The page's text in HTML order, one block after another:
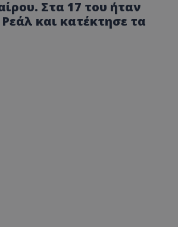
Στα 17 του ήταν
και κατέκτησε τα